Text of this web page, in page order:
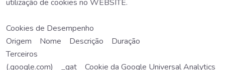
utilização de cookies no WEBSITE.
Cookies de Desempenho
Origem Nome Descrição Duração
Terceiros
(.google.com) _gat Cookie da Google Universal Analytics